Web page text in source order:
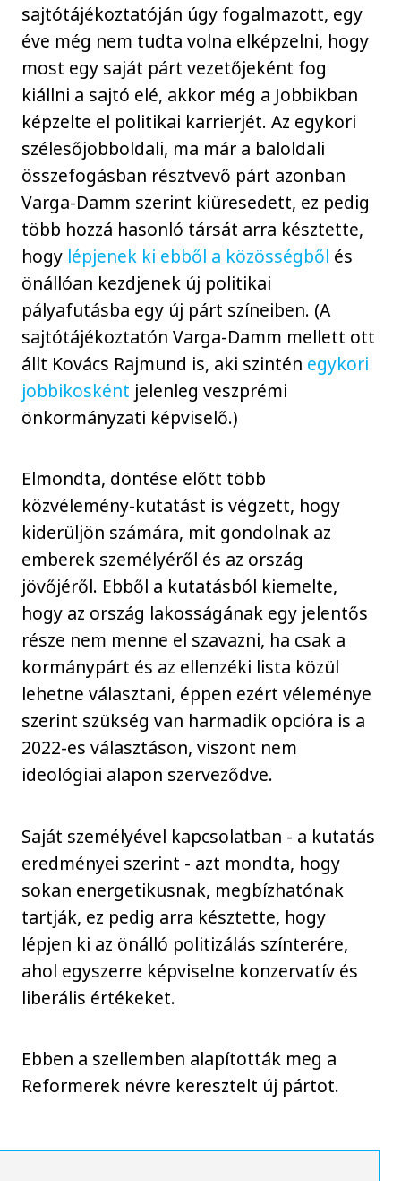
sajtótájékoztatóján úgy fogalmazott, egy
éve még nem tudta volna elképzelni, hogy
most egy saját párt vezetőjeként fog
kiállni a sajtó elé, akkor még a Jobbikban
képzelte el politikai karrierjét. Az egykori
szélesőjobboldali, ma már a baloldali
összefogásban résztvevő párt azonban
Varga-Damm szerint kiüresedett, ez pedig
több hozzá hasonló társát arra késztette,
hogy lépjenek ki ebből a közösségből és
önállóan kezdjenek új politikai
pályafutásba egy új párt színeiben. (A
sajtótájékoztatón Varga-Damm mellett ott
állt Kovács Rajmund is, aki szintén egykori
jobbikosként jelenleg veszprémi
önkormányzati képviselő.)
Elmondta, döntése előtt több
közvélemény-kutatást is végzett, hogy
kiderüljön számára, mit gondolnak az
emberek személyéről és az ország
jövőjéről. Ebből a kutatásból kiemelte,
hogy az ország lakosságának egy jelentős
része nem menne el szavazni, ha csak a
kormánypárt és az ellenzéki lista közül
lehetne választani, éppen ezért véleménye
szerint szükség van harmadik opcióra is a
2022-es választáson, viszont nem
ideológiai alapon szerveződve.
Saját személyével kapcsolatban - a kutatás
eredményei szerint - azt mondta, hogy
sokan energetikusnak, megbízhatónak
tartják, ez pedig arra késztette, hogy
lépjen ki az önálló politizálás színterére,
ahol egyszerre képviselne konzervatív és
liberális értékeket.
Ebben a szellemben alapították meg a
Reformerek névre keresztelt új pártot.